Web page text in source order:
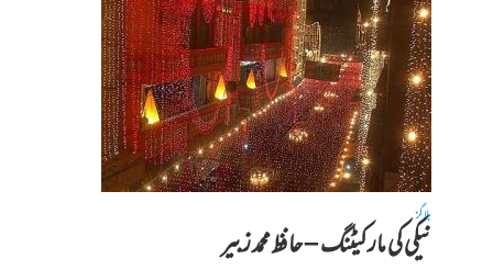
بلاگز
نیکی کی مارکیٹنگ – حافظ محمد زبیر